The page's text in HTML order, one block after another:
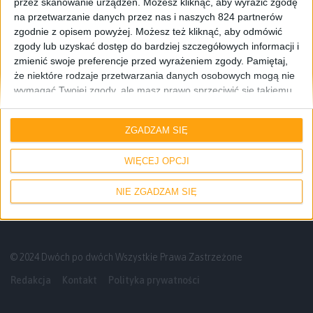
na przetwarzanie danych przez nas i naszych 824 partnerów
zgodnie z opisem powyżej. Możesz też kliknąć, aby odmówić
zgody lub uzyskać dostęp do bardziej szczegółowych informacji i
zmienić swoje preferencje przed wyrażeniem zgody. Pamiętaj,
że niektóre rodzaje przetwarzania danych osobowych mogą nie
wymagać Twojej zgody, ale masz prawo sprzeciwić się takiemu
do tej witryny. Możesz w dowolnym momencie zmienić swoje
preferencje lub wycofać zgodę, wracając na tę stronę i klikając
przycisk "Prywatność" na dole strony.
WIĘCEJ OPCJI
NIE ZGADZAM SIĘ
ZGADZAM SIĘ
Telefony i smartfony, które najbardziej
zapadły mi w pamięci
© 2024 Dwóch po dwóch Wszystkie Prawa Zastrzeżone
Redakcja Kontakt Polityka prywatności